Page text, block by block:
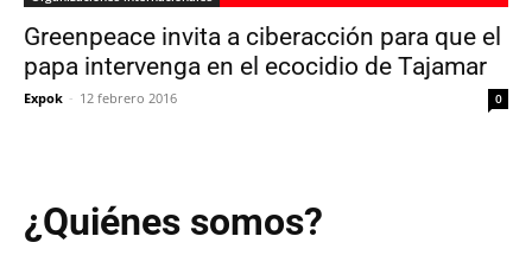
Greenpeace invita a ciberacción para que el
papa intervenga en el ecocidio de Tajamar
Expok - 12 febrero 2016 0
¿Quiénes somos?